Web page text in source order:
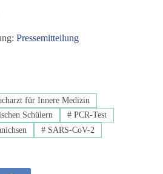
Pressemitteilung
für Innere Medizin
Schülern #PCR-Test
#SARS-CoV-2